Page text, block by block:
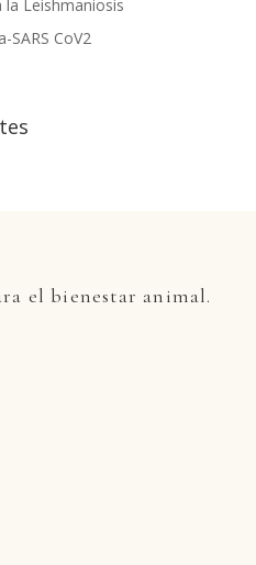
Leishmaniosis
SARS CoV2
el bienestar animal.